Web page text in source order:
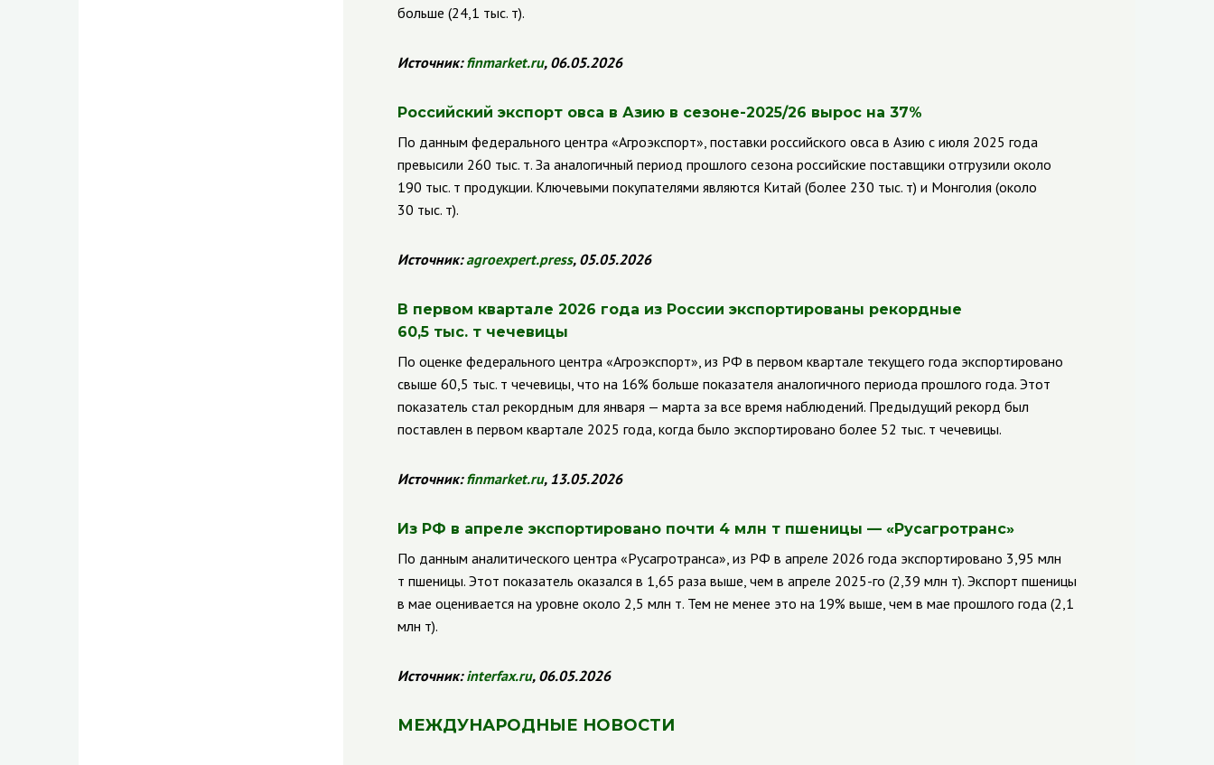
больше (24,1 тыс. т).
Источник:finmarket.ru, 06.05.2026
Российский экспорт овса в Азию в сезоне-2025/26 вырос на 37%
По данным федерального центра «Агроэкспорт», поставки российского овса в Азию с июля 2025 года
превысили 260 тыс. т. За аналогичный период прошлого сезона российские поставщики отгрузили около
190 тыс. т продукции. Ключевыми покупателями являются Китай (более 230 тыс. т) и Монголия (около
30 тыс. т).
Источник:agroexpert.press, 05.05.2026
В первом квартале 2026 года из России экспортированы рекордные
60,5 тыс. т чечевицы
По оценке федерального центра «Агроэкспорт», из РФ в первом квартале текущего года экспортировано
свыше 60,5 тыс. т чечевицы, что на 16% больше показателя аналогичного периода прошлого года. Этот
показатель стал рекордным для января — марта за все время наблюдений. Предыдущий рекорд был
поставлен в первом квартале 2025 года, когда было экспортировано более 52 тыс. т чечевицы.
Источник:finmarket.ru, 13.05.2026
Из РФ в апреле экспортировано почти 4 млн т пшеницы — «Русагротранс»
По данным аналитического центра «Русагротранса», из РФ в апреле 2026 года экспортировано 3,95 млн
т пшеницы. Этот показатель оказался в 1,65 раза выше, чем в апреле 2025-го (2,39 млн т). Экспорт пшеницы
в мае оценивается на уровне около 2,5 млн т. Тем не менее это на 19% выше, чем в мае прошлого года (2,1
млн т).
Источник:interfax.ru, 06.05.2026
МЕЖДУНАРОДНЫЕ НОВОСТИ